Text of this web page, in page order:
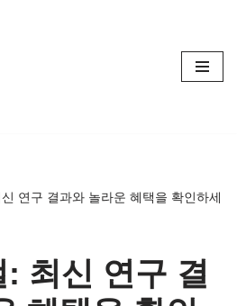
연구 결과와 놀라운 혜택을 확인하세
최신 연구 결